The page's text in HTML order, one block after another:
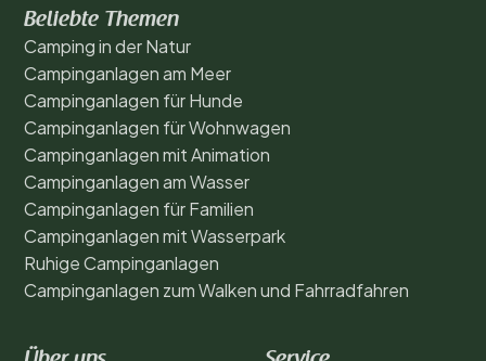
Beliebte Themen
Camping in der Natur
Campinganlagen am Meer
Campinganlagen für Hunde
Campinganlagen für Wohnwagen
Campinganlagen mit Animation
Campinganlagen am Wasser
Campinganlagen für Familien
Campinganlagen mit Wasserpark
Ruhige Campinganlagen
Campinganlagen zum Walken und Fahrradfahren